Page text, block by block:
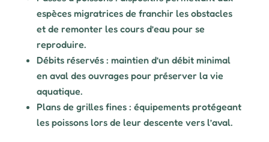
espèces migratrices de franchir les obstacles
et de remonter les cours d’eau pour se
reproduire.
Débits réservés : maintien d’un débit minimal
en aval des ouvrages pour préserver la vie
aquatique.
Plans de grilles fines : équipements protégeant
les poissons lors de leur descente vers l’aval.